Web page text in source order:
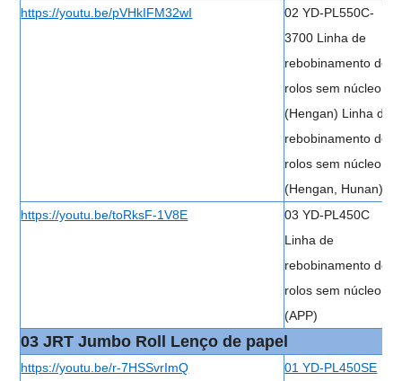
https://youtu.be/pVHkIFM32wI
02 YD-PL550C-
3700 Linha de
rebobinamento de
rolos sem núcleo
(Hengan) Linha de
rebobinamento de
rolos sem núcleo
(Hengan, Hunan)
https://youtu.be/toRksF-1V8E
03 YD-PL450C
Linha de
rebobinamento de
rolos sem núcleo
(APP)
03 JRT Jumbo Roll Lenço de papel
https://youtu.be/r-7HSSvrImQ
01 YD-PL450SE